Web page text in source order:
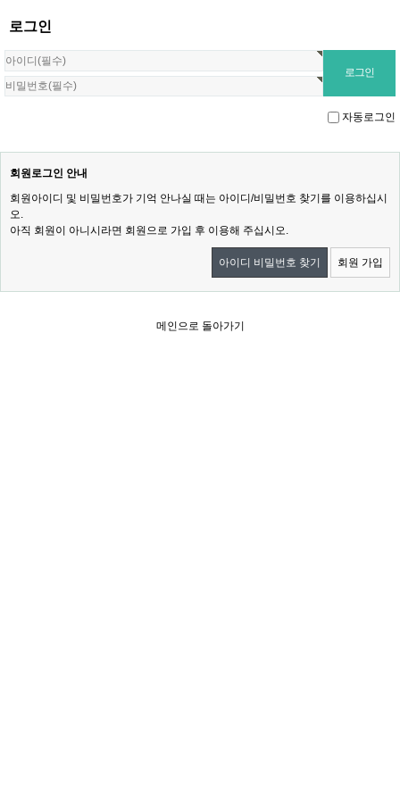
로그인
자동로그인
회원로그인 안내
회원아이디 및 비밀번호가 기억 안나실 때는 아이디/비밀번호 찾기를 이용하십시
오.
아직 회원이 아니시라면 회원으로 가입 후 이용해 주십시오.
아이디 비밀번호 찾기 회원 가입
메인으로 돌아가기